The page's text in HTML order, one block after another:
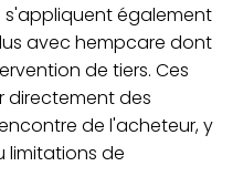
s'appliquent également
avec hempcare dont
de tiers. Ces
directement des
de l'acheteur, y
limitations de